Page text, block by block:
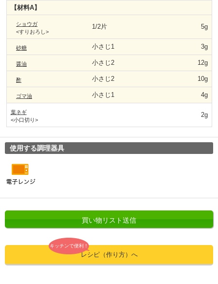
【材料A】
ショウガ
<すりおろし>
1/2片 5g
砂糖 小さじ1 3g
醤油 小さじ2 12g
酢 小さじ2 10g
ゴマ油 小さじ1 4g
葉ネギ
<小口切り>
2g
使用する調理器具
買い物リスト送信
キッチンで便利！
レシピ（作り方）へ